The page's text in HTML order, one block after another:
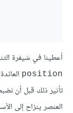
أعطينا في شيفرة
position
تأثير ذلك قبل أن
العنصر ينزاح إلى